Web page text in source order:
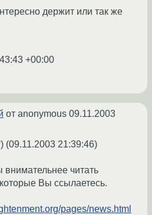
держит или так же
+00:00
от anonymous 09.11.2003
(09.11.2003 21:39:46)
внимательнее читать
Вы ссылаетесь.
pages/news.html